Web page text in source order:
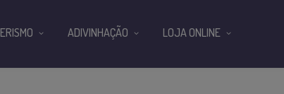
ADIVINHAÇÃO LOJA ONLINE